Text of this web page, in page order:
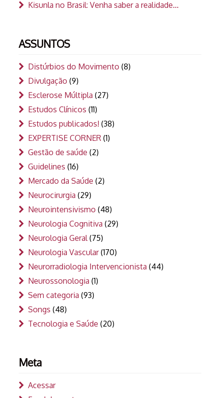
Kisunla no Brasil: Venha saber a realidade…
ASSUNTOS
Distúrbios do Movimento (8)
Divulgação (9)
Esclerose Múltipla (27)
Estudos Clínicos (11)
Estudos publicados! (38)
EXPERTISE CORNER (1)
Gestão de saúde (2)
Guidelines (16)
Mercado da Saúde (2)
Neurocirurgia (29)
Neurointensivismo (48)
Neurologia Cognitiva (29)
Neurologia Geral (75)
Neurologia Vascular(170)
Neurorradiologia Intervencionista (44)
Neurossonologia (1)
Sem categoria (93)
Songs (48)
Tecnologia e Saúde (20)
Meta
Acessar